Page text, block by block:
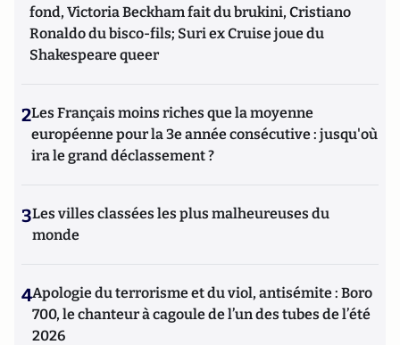
fond, Victoria Beckham fait du brukini, Cristiano
Ronaldo du bisco-fils; Suri ex Cruise joue du
Shakespeare queer
2Les Français moins riches que la moyenne
européenne pour la 3e année consécutive : jusqu'où
ira le grand déclassement ?
3Les villes classées les plus malheureuses du
monde
4Apologie du terrorisme et du viol, antisémite : Boro
700, le chanteur à cagoule de l’un des tubes de l’été
2026